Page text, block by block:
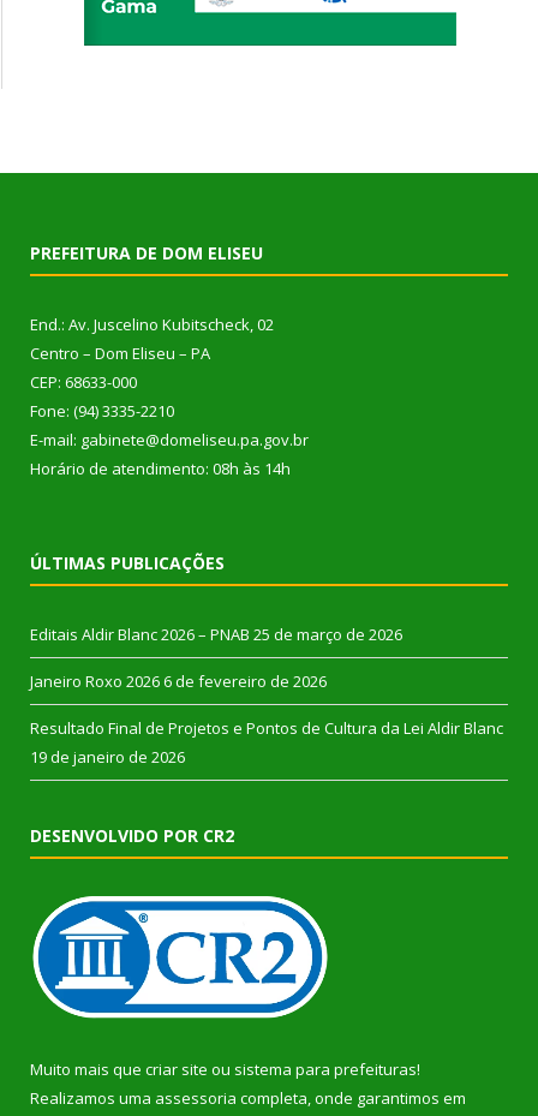
PREFEITURA DE DOM ELISEU
End.: Av. Juscelino Kubitscheck, 02
Centro – Dom Eliseu – PA
CEP: 68633-000
Fone: (94) 3335-2210
E-mail: gabinete@domeliseu.pa.gov.br
Horário de atendimento: 08h às 14h
ÚLTIMAS PUBLICAÇÕES
Editais Aldir Blanc 2026 – PNAB 25 de março de 2026
Janeiro Roxo 2026 6 de fevereiro de 2026
Resultado Final de Projetos e Pontos de Cultura da Lei Aldir Blanc
19 de janeiro de 2026
DESENVOLVIDO POR CR2
Muito mais que criar site ou sistema para prefeituras!
Realizamos uma assessoria completa, onde garantimos em